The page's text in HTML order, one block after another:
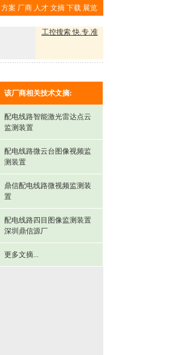
方案 厂商 人才 文摘 下载 展览
工控搜索 快.专.准
该厂商相关技术文摘:
配电线路智能激光雷达点云
监测装置
配电线路微云台图像视频监
测装置
鼎信配电线路微视频监测装
置
配电线路四目图像监测装置
深圳鼎信源厂
更多文摘...